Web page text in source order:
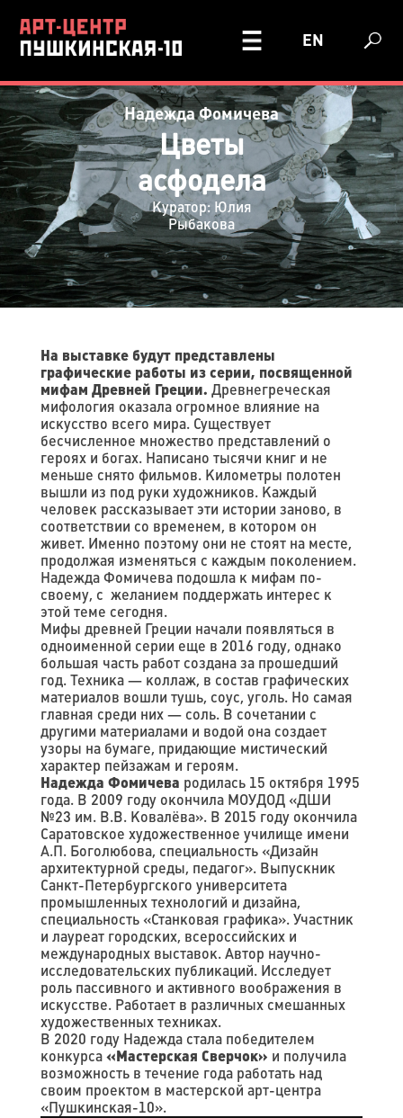
EN
Надежда Фомичева
Цветы
асфодела
Куратор: Юлия
Рыбакова
На выставке будут представлены
графические работы из серии, посвященной
мифам Древней Греции. Древнегреческая
мифология оказала огромное влияние на
искусство всего мира. Существует
бесчисленное множество представлений о
героях и богах. Написано тысячи книг и не
меньше снято фильмов. Километры полотен
вышли из под руки художников. Каждый
человек рассказывает эти истории заново, в
соответствии со временем, в котором он
живет. Именно поэтому они не стоят на месте,
продолжая изменяться с каждым поколением.
Надежда Фомичева подошла к мифам по-
своему, с желанием поддержать интерес к
этой теме сегодня.
Мифы древней Греции начали появляться в
одноименной серии еще в 2016 году, однако
большая часть работ создана за прошедший
год. Техника — коллаж, в состав графических
материалов вошли тушь, соус, уголь. Но самая
главная среди них — соль. В сочетании с
другими материалами и водой она создает
узоры на бумаге, придающие мистический
характер пейзажам и героям.
Надежда Фомичева родилась 15 октября 1995
года. В 2009 году окончила МОУДОД «ДШИ
№23 им. В.В. Ковалёва». В 2015 году окончила
Саратовское художественное училище имени
А.П. Боголюбова, специальность «Дизайн
архитектурной среды, педагог». Выпускник
Санкт-Петербургского университета
промышленных технологий и дизайна,
специальность «Станковая графика». Участник
и лауреат городских, всероссийских и
международных выставок. Автор научно-
исследовательских публикаций. Исследует
роль пассивного и активного воображения в
искусстве. Работает в различных смешанных
художественных техниках.
В 2020 году Надежда стала победителем
конкурса «Мастерская Сверчок» и получила
возможность в течение года работать над
своим проектом в мастерской арт-центра
«Пушкинская-10».